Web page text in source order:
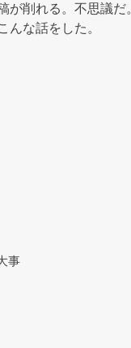
が削れる。不思議
な話をした。
事